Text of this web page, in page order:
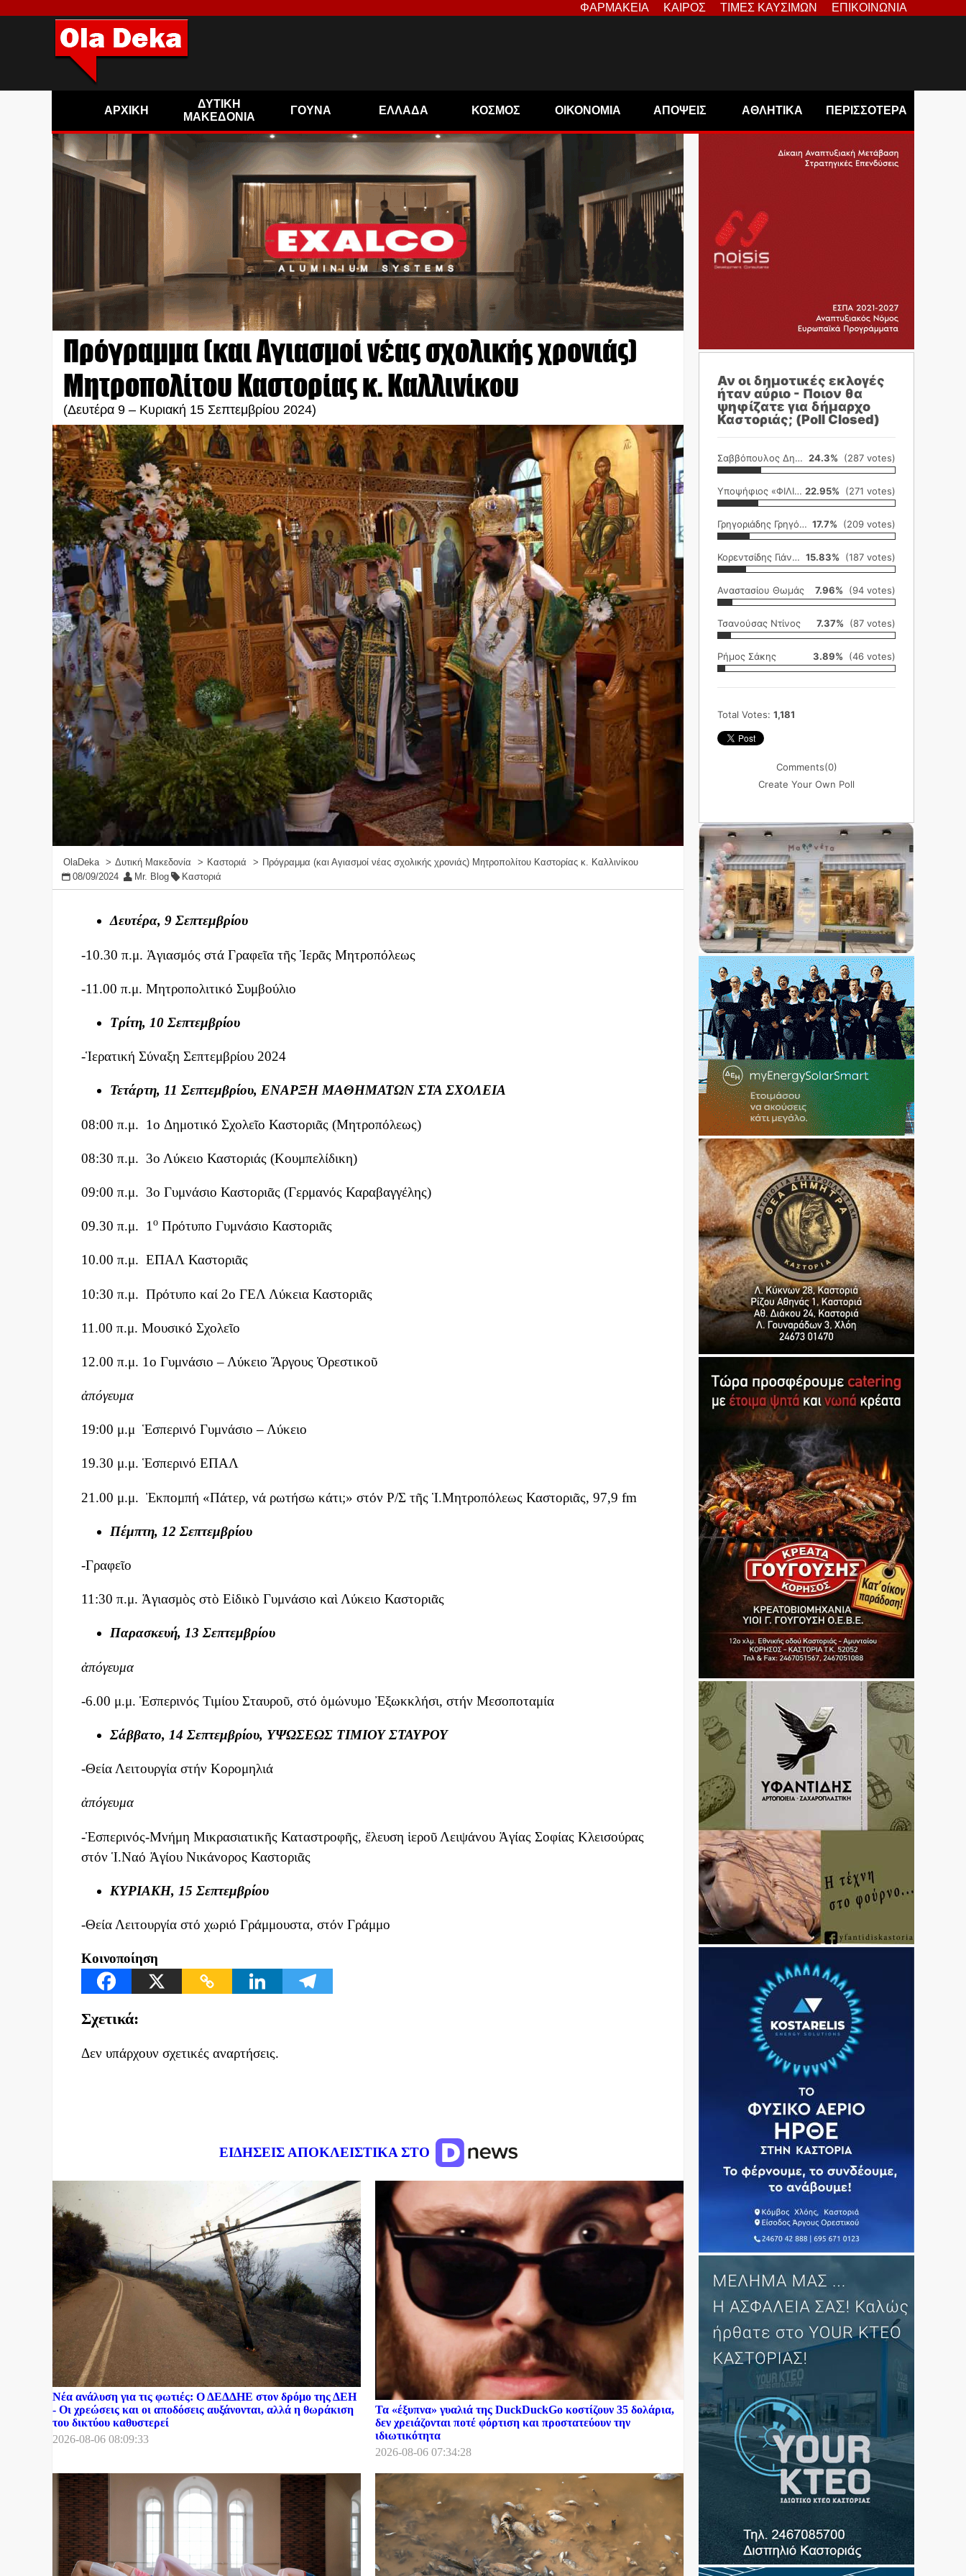
ΦΑΡΜΑΚΕΙΑ ΚΑΙΡΟΣ ΤΙΜΕΣ ΚΑΥΣΙΜΩΝ ΕΠΙΚΟΙΝΩΝΙΑ
ΑΡΧΙΚΗ
ΔΥΤΙΚΗ
ΜΑΚΕΔΟΝΙΑ
ΓΟΥΝΑ ΕΛΛΑΔΑ ΚΟΣΜΟΣ ΟΙΚΟΝΟΜΙΑ ΑΠΟΨΕΙΣ ΑΘΛΗΤΙΚΑ ΠΕΡΙΣΣΟΤΕΡΑ
Πρόγραμμα (και Αγιασμοί νέας σχολικής χρονιάς)
Μητροπολίτου Καστορίας κ. Καλλινίκου
(Δευτέρα 9 – Κυριακή 15 Σεπτεμβρίου 2024)
OlaDeka Δυτική Μακεδονία Καστοριά
Πρόγραμμα (και Αγιασμοί νέας σχολικής χρονιάς) Μητροπολίτου Καστορίας κ. Καλλινίκου
08/09/2024
Mr. Blog Καστοριά
Δευτέρα, 9 Σεπτεμβρίου
-10.30 π.μ. Ἁγιασμός στά Γραφεῖα τῆς Ἱερᾶς Μητροπόλεως
-11.00 π.μ. Μητροπολιτικό Συμβούλιο
Τρίτη, 10 Σεπτεμβρίου
-Ἱερατική Σύναξη Σεπτεμβρίου 2024
Τετάρτη, 11 Σεπτεμβρίου, ΕΝΑΡΞΗ ΜΑΘΗΜΑΤΩΝ ΣΤΑ ΣΧΟΛΕΙΑ
08:00 π.μ. 1ο Δημοτικό Σχολεῖο Καστοριᾶς (Μητροπόλεως)
08:30 π.μ. 3ο Λύκειο Καστοριάς (Κουμπελίδικη)
09:00 π.μ. 3ο Γυμνάσιο Καστοριᾶς (Γερμανός Καραβαγγέλης)
09.30 π.μ. 1 ο Πρότυπο Γυμνάσιο Καστοριᾶς
10.00 π.μ. ΕΠΑΛ Καστοριᾶς
10:30 π.μ. Πρότυπο καί 2ο ΓΕΛ Λύκεια Καστοριᾶς
11.00 π.μ. Μουσικό Σχολεῖο
12.00 π.μ. 1ο Γυμνάσιο – Λύκειο Ἄργους Ὀρεστικοῦ
ἀπόγευμα
19:00 μ.μ Ἑσπερινό Γυμνάσιο – Λύκειο
19.30 μ.μ. Ἑσπερινό ΕΠΑΛ
21.00 μ.μ. Ἐκπομπή «Πάτερ, νά ρωτήσω κάτι;» στόν Ρ/Σ τῆς Ἱ.Μητροπόλεως Καστοριᾶς, 97,9 fm
Πέμπτη, 12 Σεπτεμβρίου
-Γραφεῖο
11:30 π.μ. Ἁγιασμὸς στὸ Εἰδικὸ Γυμνάσιο καὶ Λύκειο Καστοριᾶς
Παρασκευή, 13 Σεπτεμβρίου
ἀπόγευμα
-6.00 μ.μ. Ἑσπερινός Τιμίου Σταυροῦ, στό ὁμώνυμο Ἐξωκκλήσι, στήν Μεσοποταμία
Σάββατο, 14 Σεπτεμβρίου, ΥΨΩΣΕΩΣ ΤΙΜΙΟΥ ΣΤΑΥΡΟΥ
-Θεία Λειτουργία στήν Κορομηλιά
ἀπόγευμα
-Ἑσπερινός-Μνήμη Μικρασιατικῆς Καταστροφῆς, ἔλευση ἱεροῦ Λειψάνου Ἁγίας Σοφίας Κλεισούρας
στόν Ἱ.Ναό Ἁγίου Νικάνορος Καστοριᾶς
ΚΥΡΙΑΚΗ, 15 Σεπτεμβρίου
-Θεία Λειτουργία στό χωριό Γράμμουστα, στόν Γράμμο
Κοινοποίηση
Σχετικά:
Δεν υπάρχουν σχετικές αναρτήσεις.
ΕΙΔΗΣΕΙΣ ΑΠΟΚΛΕΙΣΤΙΚΑ ΣΤΟ
Νέα ανάλυση για τις φωτιές: Ο ΔΕΔΔΗΕ στον δρόμο της ΔΕΗ
- Οι χρεώσεις και οι αποδόσεις αυξάνονται, αλλά η θωράκιση
του δικτύου καθυστερεί
2026-08-06 08:09:33
Τα «έξυπνα» γυαλιά της DuckDuckGo κοστίζουν 35 δολάρια,
δεν χρειάζονται ποτέ φόρτιση και προστατεύουν την
ιδιωτικότητα
2026-08-06 07:34:28
Αν οι δημοτικές εκλογές
ήταν αύριο - Ποιον θα
ψηφίζατε για δήμαρχο
Καστοριάς; (Poll Closed)
Σαββόπουλος Δημήτρης 24.3% (287 votes)
Υποψήφιος «ΦΙΛΙΚΗ ΕΤΑΙΡΕΙΑ» 22.95% (271 votes)
Γρηγοριάδης Γρηγόρης 17.7% (209 votes)
Κορεντσίδης Γιάννης 15.83% (187 votes)
Αναστασίου Θωμάς 7.96% (94 votes)
Τσανούσας Ντίνος 7.37% (87 votes)
Ρήμος Σάκης 3.89% (46 votes)
Total Votes: 1,181
Comments(0)
Create Your Own Poll